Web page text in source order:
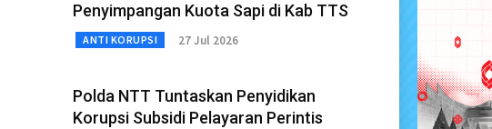
Penyimpangan Kuota Sapi di Kab TTS
ANTI KORUPSI 27 Jul 2026
Polda NTT Tuntaskan Penyidikan
Korupsi Subsidi Pelayaran Perintis